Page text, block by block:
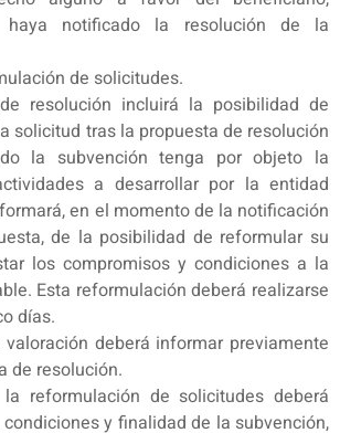
notificado la resolución de la
de solicitudes.
resolución incluirá la posibilidad de
solicitud tras la propuesta de resolución
la subvención tenga por objeto la
a desarrollar por la entidad
en el momento de la notificación
de la posibilidad de reformular su
los compromisos y condiciones a la
Esta reformulación deberá realizarse
días.
deberá informar previamente
de resolución.
reformulación de solicitudes deberá
y finalidad de la subvención,